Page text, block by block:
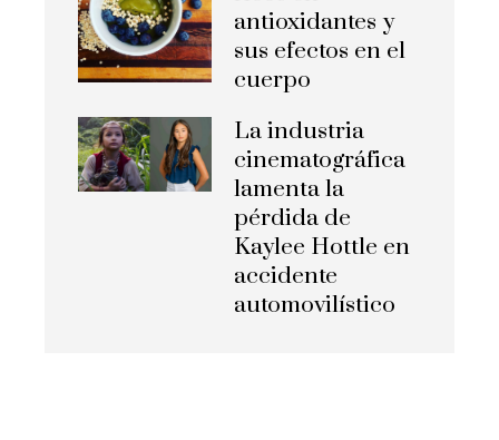
antioxidantes y
sus efectos en el
cuerpo
La industria
cinematográfica
lamenta la
pérdida de
Kaylee Hottle en
accidente
automovilístico